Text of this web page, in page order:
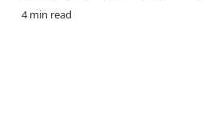
4 min read